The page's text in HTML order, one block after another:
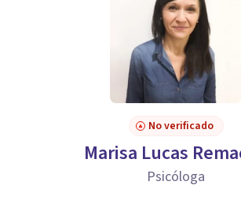
No verificado
Marisa Lucas
Psicóloga